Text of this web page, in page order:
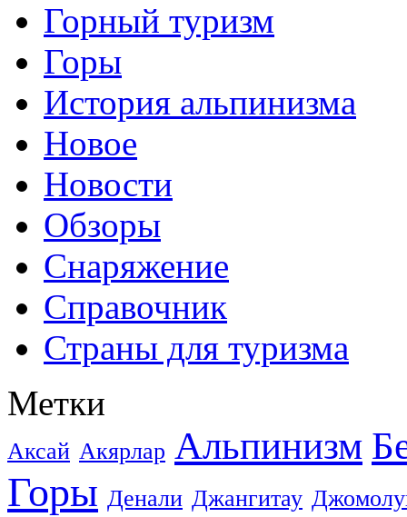
Горный туризм
Горы
История альпинизма
Новое
Новости
Обзоры
Снаряжение
Справочник
Страны для туризма
Метки
Аксай Акярлар Альпинизм
Горы Денали Джангитау